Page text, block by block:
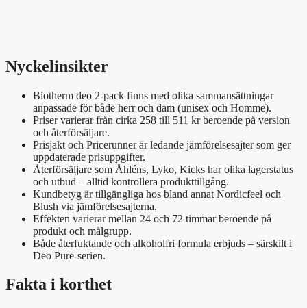
Nyckelinsikter
Biotherm deo 2-pack finns med olika sammansättningar
anpassade för både herr och dam (unisex och Homme).
Priser varierar från cirka 258 till 511 kr beroende på version
och återförsäljare.
Prisjakt och Pricerunner är ledande jämförelsesajter som ger
uppdaterade prisuppgifter.
Återförsäljare som Åhléns, Lyko, Kicks har olika lagerstatus
och utbud – alltid kontrollera produkttillgång.
Kundbetyg är tillgängliga hos bland annat Nordicfeel och
Blush via jämförelsesajterna.
Effekten varierar mellan 24 och 72 timmar beroende på
produkt och målgrupp.
Både återfuktande och alkoholfri formula erbjuds – särskilt i
Deo Pure-serien.
Fakta i korthet